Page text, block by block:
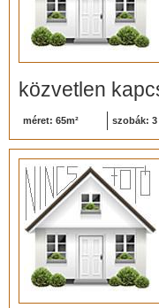
közvetlen
méret: 65m² szobák: 3